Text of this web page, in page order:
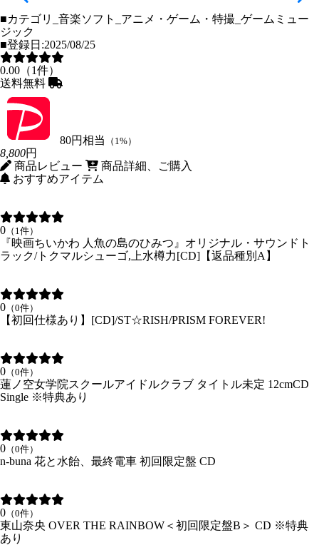
■カテゴリ_音楽ソフト_アニメ・ゲーム・特撮_ゲームミュー
ジック
■登録日:2025/08/25
0.00（1件）
送料無料
80円相当 （1%）
8,800円
商品レビュー
商品詳細、ご購入
おすすめアイテム
0 （1件）
『映画ちいかわ 人魚の島のひみつ』オリジナル・サウンドト
ラック/トクマルシューゴ,上水樽力[CD]【返品種別A】
0 （0件）
【初回仕様あり】[CD]/ST☆RISH/PRISM FOREVER!
0 （0件）
蓮ノ空女学院スクールアイドルクラブ タイトル未定 12cmCD
Single ※特典あり
0 （0件）
n-buna 花と水飴、最終電車 初回限定盤 CD
0 （0件）
東山奈央 OVER THE RAINBOW＜初回限定盤B＞ CD ※特典
あり